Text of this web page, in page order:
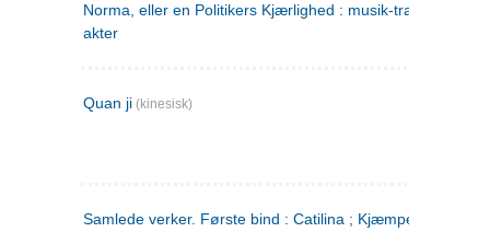
Norma, eller en Politikers Kjærlighed : musik-tragedie i tre
akter
Quan ji (kinesisk)
Samlede verker. Første bind : Catilina ; Kjæmpehøien ;